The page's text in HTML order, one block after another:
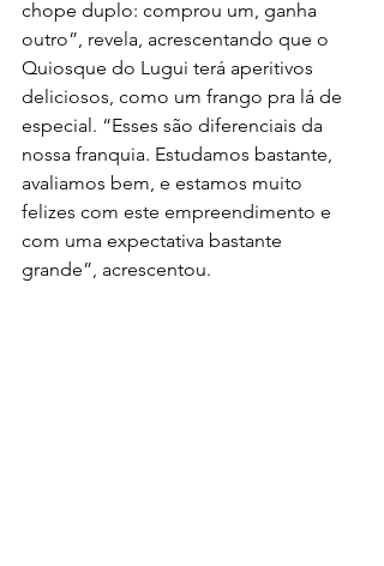
chope duplo: comprou um, ganha
outro”, revela, acrescentando que o
Quiosque do Lugui terá aperitivos
deliciosos, como um frango pra lá de
especial. “Esses são diferenciais da
nossa franquia. Estudamos bastante,
avaliamos bem, e estamos muito
felizes com este empreendimento e
com uma expectativa bastante
grande”, acrescentou.